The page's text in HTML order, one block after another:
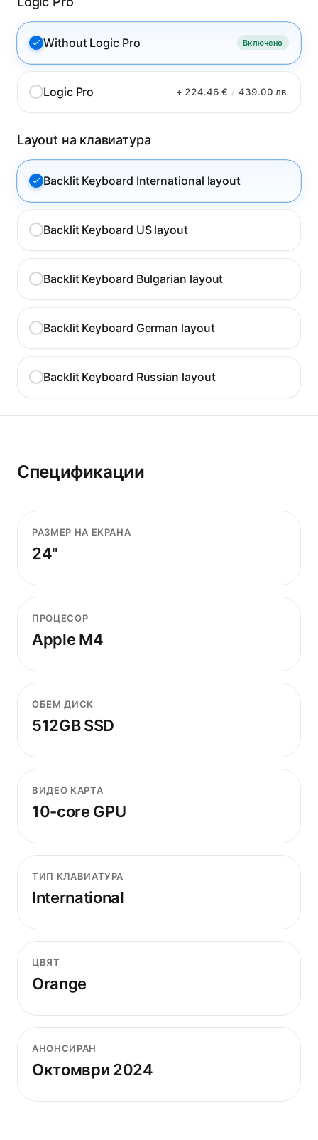
Without Logic Pro Включено
Logic Pro + 224.46 € / 439.00 лв.
Layout на клавиатура
Backlit Keyboard International layout
Backlit Keyboard US layout
Backlit Keyboard Bulgarian layout
Backlit Keyboard German layout
Backlit Keyboard Russian layout
Спецификации
РАЗМЕР НА ЕКРАНА
24"
ПРОЦЕСОР
Apple M4
ОБЕМ ДИСК
512GB SSD
ВИДЕО КАРТА
10-core GPU
ТИП КЛАВИАТУРА
International
ЦВЯТ
Orange
АНОНСИРАН
Октомври 2024